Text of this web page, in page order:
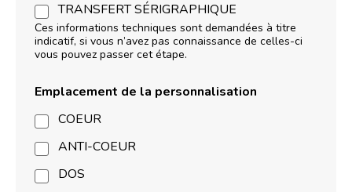
TRANSFERT SÉRIGRAPHIQUE
Ces informations techniques sont demandées à titre
indicatif, si vous n’avez pas connaissance de celles-ci
vous pouvez passer cet étape.
Emplacement de la personnalisation
COEUR
ANTI-COEUR
DOS